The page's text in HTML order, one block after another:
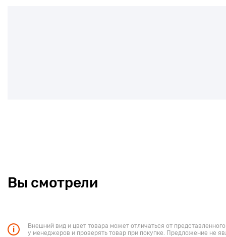
реалистичными, тексты становятся четче, а цвета − более
выглядит более естественно. В качестве хранилища для
использует надежный диск SSD, обладающий объемом 512 ГБ.
Вы смотрели
Внешний вид и цвет товара может отличаться от
у менеджеров и проверять товар при покупке. Предложение не